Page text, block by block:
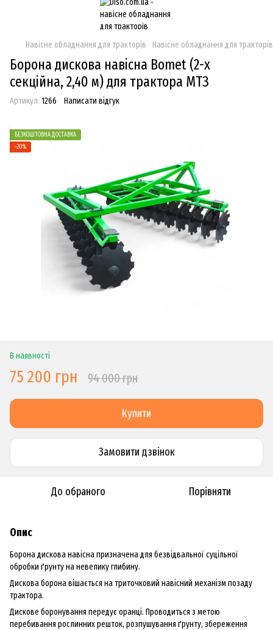
Навісне обладнання для тракторів Навісне обладнання для
Борона дискова навісна Bomet (2-х
секційна, 2,40 м) для трактора МТЗ
Артикул: 1266 Написати відгук
БЕЗКОШТОВНА ДОСТАВКА
−20%
В наявності
75 200 грн 94 000 грн
Купити
Замовити дзвiнок
До обраного Порівняти
Опис
Борона дискова навісна призначена для безвідвальної суцільної
обробки ґрунту на невелику глибину.
Дискова борона вішається на триточковий навісний механізм позаду
трактора.
Дискове боронування передує оранці. Проводиться з метою
перебивання рослинних решток, розпушування ґрунту, збереження